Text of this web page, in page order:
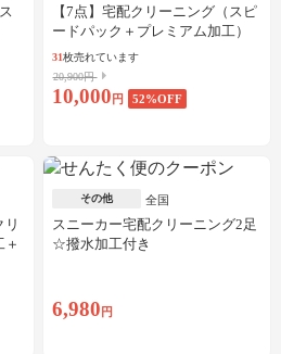
【7点】宅配クリーニング（スピ
ードパック＋プレミアム加工）
31枚売れています
20,900円
10,000 円 52%OFF
その他 全国
スニーカー宅配クリーニング2足
☆撥水加工付き
6,980 円